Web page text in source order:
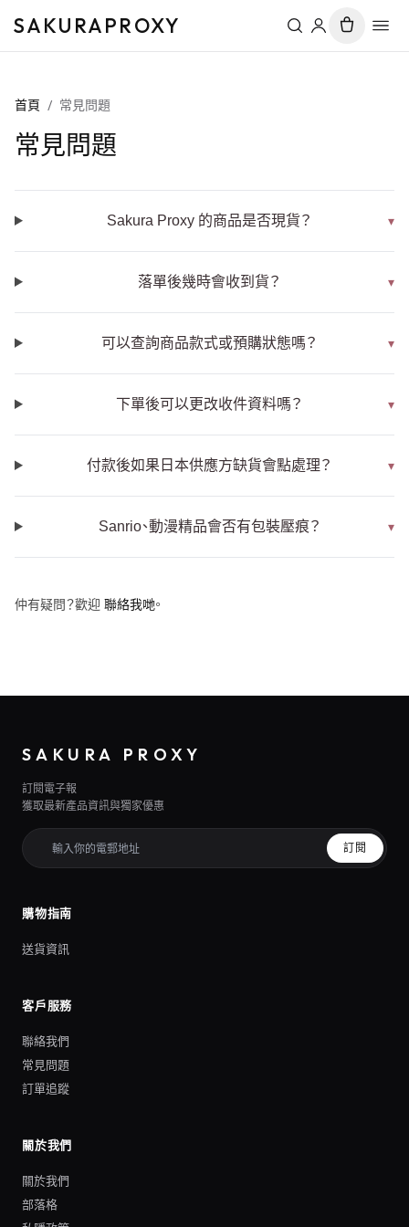
SAKURAPROXY
首頁 / 常見問題
常見問題
Sakura Proxy 的商品是否現貨？ ▾
落單後幾時會收到貨？ ▾
可以查詢商品款式或預購狀態嗎？ ▾
下單後可以更改收件資料嗎？ ▾
付款後如果日本供應方缺貨會點處理？ ▾
Sanrio、動漫精品會否有包裝壓痕？ ▾
仲有疑問？歡迎 聯絡我哋。
SAKURA PROXY
訂閱電子報
獲取最新產品資訊與獨家優惠
訂閱
購物指南
送貨資訊
客戶服務
聯絡我們
常見問題
訂單追蹤
關於我們
關於我們
部落格